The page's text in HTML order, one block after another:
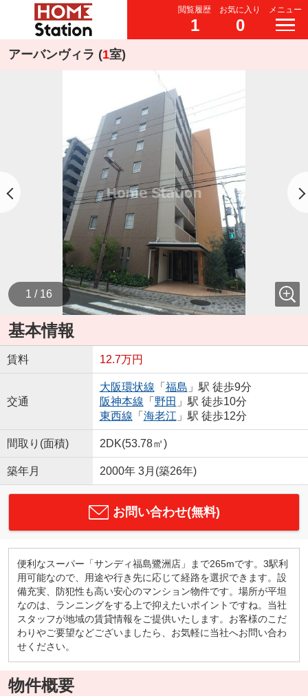
閲覧履歴
1
お気に入り
0
メニュー
アーバンヴィラ (1室)
1 / 16
基本情報
賃料 12.7万円
交通
大阪環状線 「 福島 」駅 徒歩9分
阪神本線 「 野田 」駅 徒歩10分
東西線 「 海老江 」駅 徒歩12分
間取り(面積) 2DK(53.78㎡)
築年月 2000年 3月(築26年)
お問い合わせ(無料)
便利なスーパー「サンディ福島鷺洲店」まで265mです。3駅利
用可能なので、用途や行き先に応じて経路を選択できます。設
備充実、防犯性も高い安心のマンション物件です。場所が平坦
なのは、ランニングをする上で抑えたいポイントですね。当社
スタッフが地域の賃貸情報をご提供いたします。お客様のこだ
わりやご要望などございましたら、お気軽に当社へお問い合わ
せください。
物件概要